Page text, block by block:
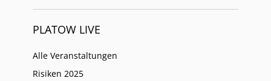
PLATOW LIVE
Alle Veranstaltungen
Risiken 2025